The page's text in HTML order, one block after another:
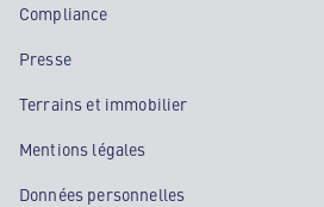
Compliance
Presse
Terrains et immobilier
Mentions légales
Données personnelles